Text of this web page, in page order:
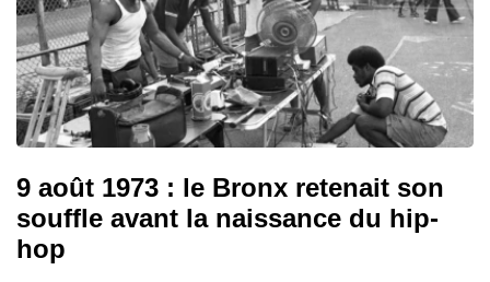
9 août 1973 : le Bronx retenait son
souffle avant la naissance du hip-
hop